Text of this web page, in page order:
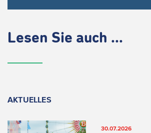
Lesen Sie auch ...
AKTUELLES
30.07.2026